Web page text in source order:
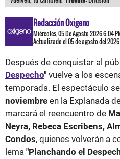
Redacción Oxigeno
Miércoles, 05 De Agosto 2026 6:04
Actualizado el 05 de agosto del
Después de conquistar al
Despecho" vuelve a los
temporada. El espectáculo
noviembre en la Explanada
marcará el reencuentro de
Neyra, Rebeca Escribens,
Condos, quienes volverán a
lema "Planchando el